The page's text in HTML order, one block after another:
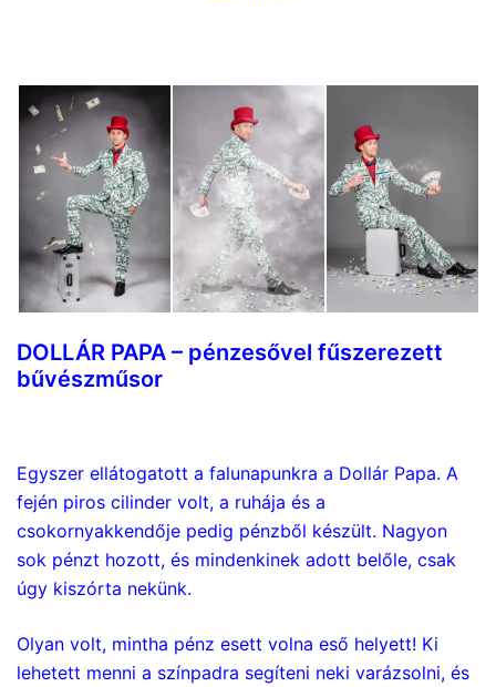
DOLLÁR PAPA – pénzesővel fűszerezett
bűvészműsor
Egyszer ellátogatott a falunapunkra a Dollár Papa. A
fején piros cilinder volt, a ruhája és a
csokornyakkendője pedig pénzből készült. Nagyon
sok pénzt hozott, és mindenkinek adott belőle, csak
úgy kiszórta nekünk.
Olyan volt, mintha pénz esett volna eső helyett! Ki
lehetett menni a színpadra segíteni neki varázsolni, és